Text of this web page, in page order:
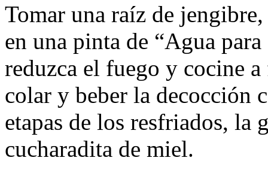
Tomar una raíz de
en una pinta de “Agua
reduzca el fuego y cocine
colar y beber la decocción
etapas de los resfriados, la
cucharadita de miel.